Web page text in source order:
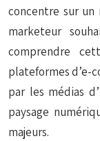
concentre sur
marketeur
comprendre
plateformes d’e-
par les médias
paysage
majeurs.